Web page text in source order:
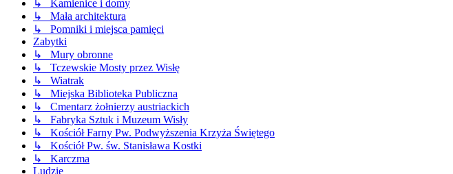
↳ Kamienice i domy
↳ Mała architektura
↳ Pomniki i miejsca pamięci
Zabytki
↳ Mury obronne
↳ Tczewskie Mosty przez Wisłę
↳ Wiatrak
↳ Miejska Biblioteka Publiczna
↳ Cmentarz żołnierzy austriackich
↳ Fabryka Sztuk i Muzeum Wisły
↳ Kościół Farny Pw. Podwyższenia Krzyża Świętego
↳ Kościół Pw. św. Stanisława Kostki
↳ Karczma
Ludzie